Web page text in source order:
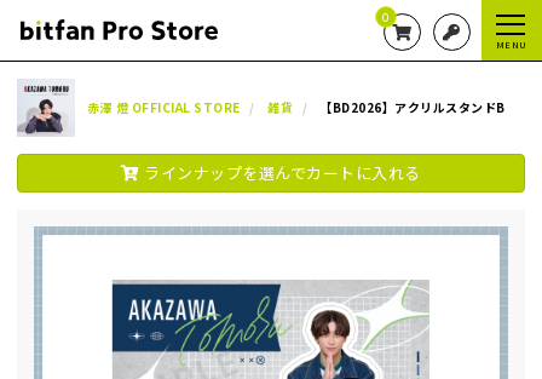
0
MENU
赤澤 燈 OFFICIAL STORE 雑貨 【BD2026】アクリルスタンドB
ラインナップを選んでカートに入れる